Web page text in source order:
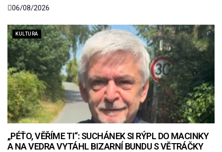
06/08/2026
KULTURA
„PÉŤO, VĚŘÍME TI“: SUCHÁNEK SI RÝPL DO MACINKY
A NA VEDRA VYTÁHL BIZARNÍ BUNDU S VĚTRÁČKY